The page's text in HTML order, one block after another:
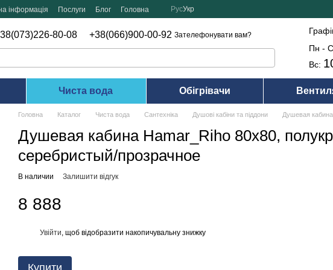
інформація Послуги Блог Головна РусУкр
80-08 +38(066)900-00-92 Зателефонувати вам?
Пн -
Вс:
Чиста вода Обігрівачи
Головна Каталог Чиста вода Сантехніка Душові кабіни та піддони Душевая
Душевая кабина Hamar_Riho 80х80,
серебристый/прозрачное
В наличии Залишити відгук
8 888
Увійти , щоб відобразити накопичувальну знижку
Купити